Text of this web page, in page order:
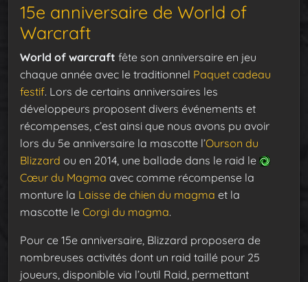
15e anniversaire de World of
Warcraft
World of warcraft fête son anniversaire en jeu
chaque année avec le traditionnel Paquet cadeau
festif. Lors de certains anniversaires les
développeurs proposent divers événements et
récompenses, c’est ainsi que nous avons pu avoir
lors du 5e anniversaire la mascotte l’Ourson du
Blizzard ou en 2014, une ballade dans le raid le
Cœur du Magma avec comme récompense la
monture la Laisse de chien du magma et la
mascotte le Corgi du magma.
Pour ce 15e anniversaire, Blizzard proposera de
nombreuses activités dont un raid taillé pour 25
joueurs, disponible via l’outil Raid, permettant